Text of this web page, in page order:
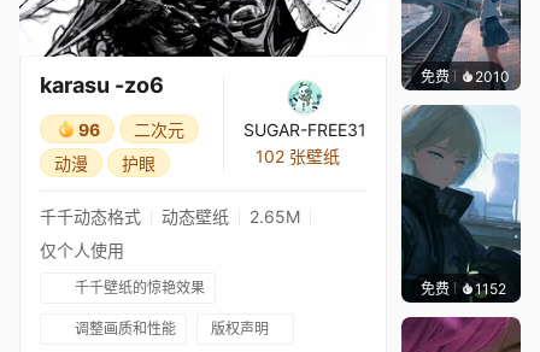
karasu -zo6
96
二次元
动漫
护眼
SUGAR-FREE31
102 张壁纸
千千动态格式 动态壁纸
2.65M
仅个人使用
千千壁纸的惊艳效果
调整画质和性能 版权声明
免费 2010辰东
免费 1152辰东